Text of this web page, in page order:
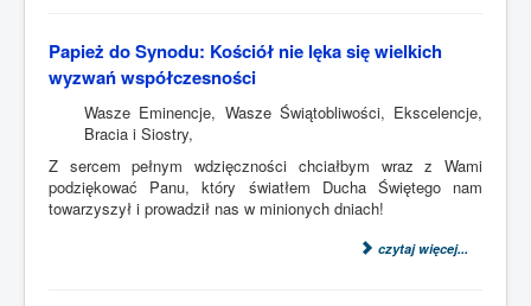
Papież do Synodu: Kościół nie lęka się wielkich
wyzwań współczesności
Wasze Eminencje, Wasze Świątobliwości, Ekscelencje,
Bracia i Siostry,
Z sercem pełnym wdzięczności chciałbym wraz z Wami
podziękować Panu, który światłem Ducha Świętego nam
towarzyszył i prowadził nas w minionych dniach!
czytaj więcej...